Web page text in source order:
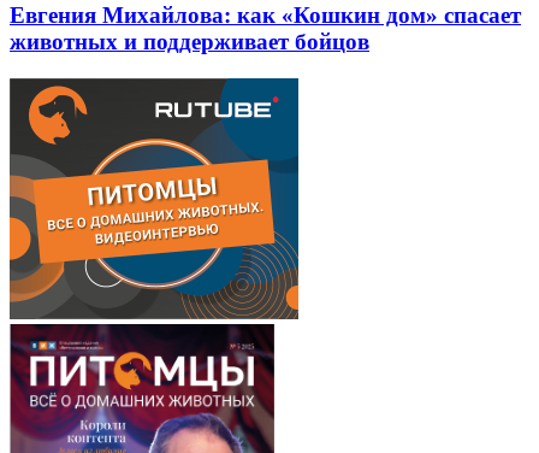
Евгения Михайлова: как «Кошкин дом» спасает
животных и поддерживает бойцов